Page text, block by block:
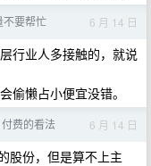
不要帮忙 6 月 14 日
行业人多接触的，就说
偷懒占小便宜没错。
费的看法 6 月 14 日
股份，但是算不上主